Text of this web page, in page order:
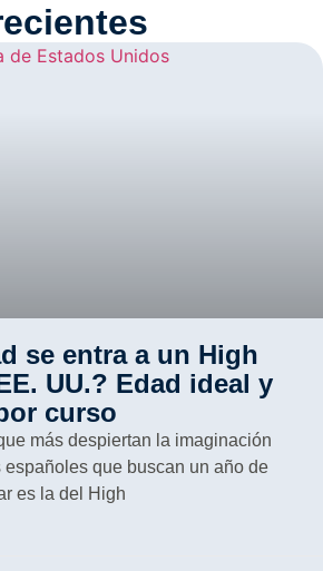
se entra a un High
UU.? Edad ideal y
curso
más despiertan la imaginación
que buscan un año de
es la del High